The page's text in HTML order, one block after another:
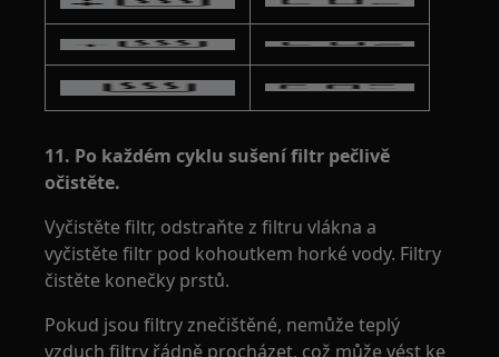
11. Po každém cyklu sušení filtr pečlivě
očistěte.
Vyčistěte filtr, odstraňte z filtru vlákna a
vyčistěte filtr pod kohoutkem horké vody. Filtry
čistěte konečky prstů.
Pokud jsou filtry znečištěné, nemůže teplý
vzduch filtry řádně procházet, což může vést ke